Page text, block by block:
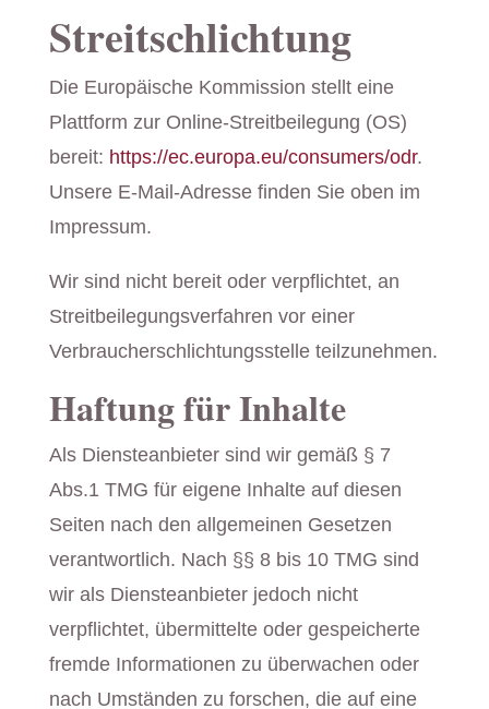
Streitschlichtung
Die Europäische Kommission stellt eine
Plattform zur Online-Streitbeilegung (OS)
bereit: https://ec.europa.eu/consumers/odr.
Unsere E-Mail-Adresse finden Sie oben im
Impressum.
Wir sind nicht bereit oder verpflichtet, an
Streitbeilegungsverfahren vor einer
Verbraucherschlichtungsstelle teilzunehmen.
Haftung für Inhalte
Als Diensteanbieter sind wir gemäß § 7
Abs.1 TMG für eigene Inhalte auf diesen
Seiten nach den allgemeinen Gesetzen
verantwortlich. Nach §§ 8 bis 10 TMG sind
wir als Diensteanbieter jedoch nicht
verpflichtet, übermittelte oder gespeicherte
fremde Informationen zu überwachen oder
nach Umständen zu forschen, die auf eine